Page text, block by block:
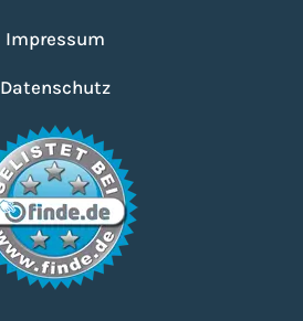
Impressum
Datenschutz